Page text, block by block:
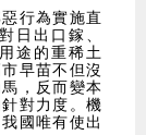
行為實施直
日出口鎵、
途的重稀土
早苗不但沒
，反而變本
對力度。機
國唯有使出